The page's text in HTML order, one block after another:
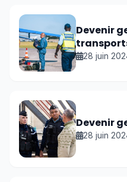
Devenir
28 juin
Devenir
28 juin